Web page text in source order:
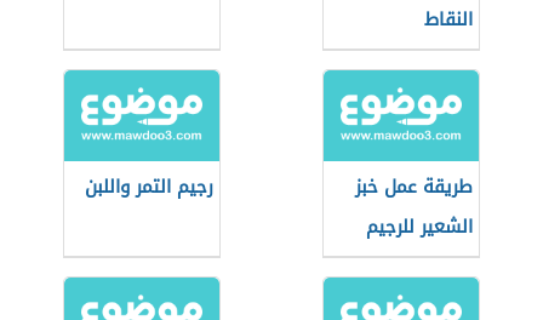
النقاط
طريقة عمل خبز
الشعير للرجيم
رجيم التمر واللبن